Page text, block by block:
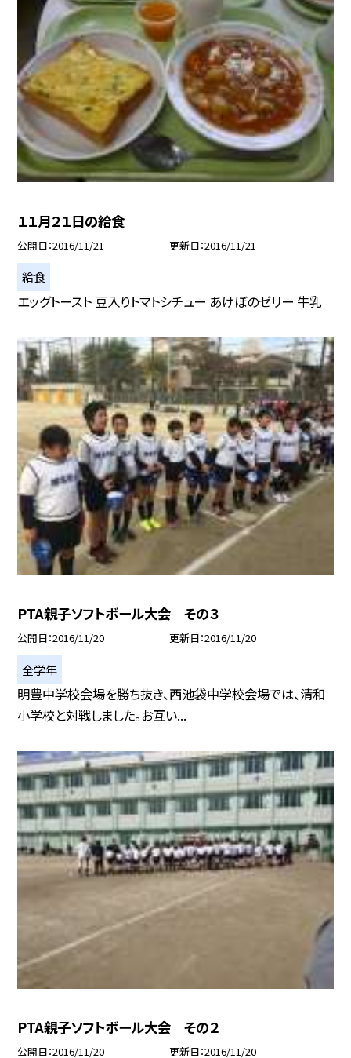
１１月２１日の給食
公開日 2016/11/21 更新日 2016/11/21
給食
エッグトースト 豆入りトマトシチュー あけぼのゼリー 牛乳
PTA親子ソフトボール大会 その３
公開日 2016/11/20 更新日 2016/11/20
全学年
明豊中学校会場を勝ち抜き、西池袋中学校会場では、清和
小学校と対戦しました。お互い...
PTA親子ソフトボール大会 その２
公開日 2016/11/20 更新日 2016/11/20